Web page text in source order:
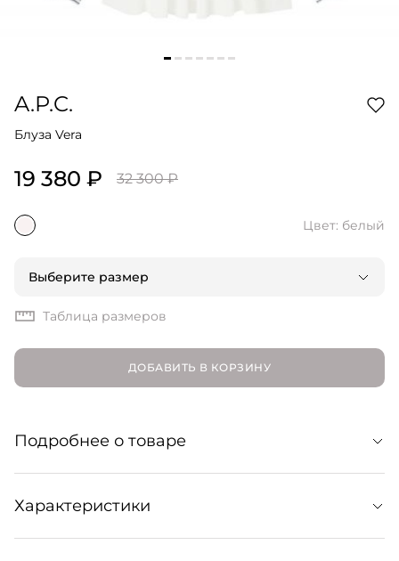
A.P.C.
Блуза Vera
19 380 ₽ 32 300 ₽
Цвет: белый
Выберите размер
Таблица размеров
ДОБАВИТЬ В КОРЗИНУ
Подробнее о товаре
Свободная блуза из органического хлопка. Модель с
клиновидным вырезом, легкими складками на подоле,
объемными рукавами и контрастным узором отсылает
Характеристики